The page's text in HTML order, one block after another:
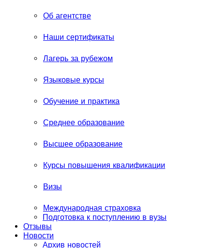
Об агентстве
Наши сертификаты
Лагерь за рубежом
Языковые курсы
Обучение и практика
Среднее образование
Высшее образование
Курсы повышения квалификации
Визы
Международная страховка
Подготовка к поступлению в вузы
Отзывы
Новости
Архив новостей